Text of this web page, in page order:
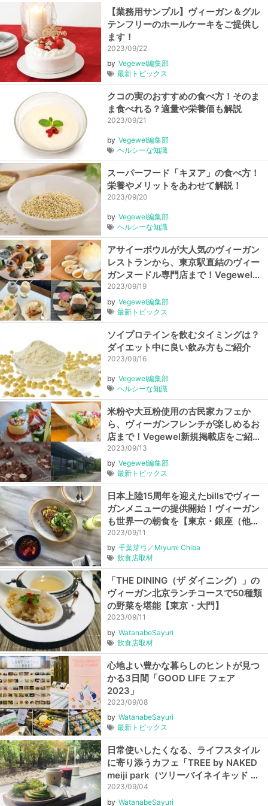
【業務用サンプル】ヴィーガン＆グル
テンフリーのホールケーキをご提供し
ます！
2023/09/22
by Vegewel編集部
最新トピックス
クコの実のおすすめの食べ方！そのま
ま食べれる？適量や栄養価も解説
2023/09/21
by Vegewel編集部
ヘルシーな知識
スーパーフード「キヌア」の食べ方！
栄養やメリットをあわせて解説！
2023/09/20
by Vegewel編集部
ヘルシーな知識
アサイーボウルが大人気のヴィーガン
レストランから、東京駅直結のヴィー
ガンヌードル専門店まで！Vegewel新
規掲載店をご紹介【2023年8月後編】
2023/09/19
by Vegewel編集部
最新トピックス
ソイプロテインを飲むタイミングは？
ダイエット中に良い飲み方もご紹介
2023/09/16
by Vegewel編集部
ヘルシーな知識
米粉や大豆粉使用の古民家カフェか
ら、ヴィーガンフレンチが楽しめるお
店まで！Vegewel新規掲載店をご紹介
【2023年8月前編】
2023/09/13
by Vegewel編集部
最新トピックス
日本上陸15周年を迎えたbillsでヴィー
ガンメニューの提供開始！ヴィーガン
も世界一の朝食を【東京・銀座（他、
全8店舗）】
2023/09/11
by 千葉芽弓／Miyumi Chiba
飲食店取材
「THE DINING（ザ ダイニング）」の
ヴィーガン北京ランチコースで50種類
の野菜を堪能【東京・大門】
2023/09/11
by WatanabeSayuri
飲食店取材
心地よい豊かな暮らしのヒントが見つ
かる3日間「GOOD LIFE フェア
2023」
2023/09/08
by WatanabeSayuri
最新トピックス
日常使いしたくなる、ライフスタイル
に寄り添うカフェ「TREE by NAKED
meiji park（ツリーバイネイキッド メ
イジパーク）」【東京・神宮前】
2023/09/04
by WatanabeSayuri